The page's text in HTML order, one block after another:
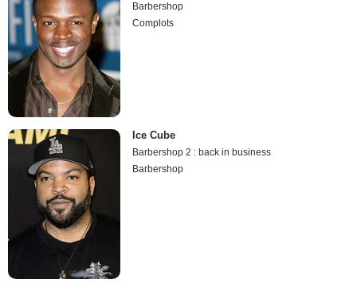
Barbershop
Complots
Ice Cube
Barbershop 2 : back in business
Barbershop